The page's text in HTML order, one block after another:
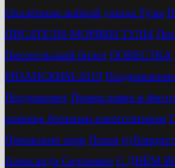
Опалённые войной улицы Тулы
ПИСАТЕЛИ-МОРЯКИ ТУЛЫ
Писательский билет ПОВЕСТКА
РЯЗАНСКИМ-2019 Поздравление
Поздравляет Православие и
помощь больным алкоголизмом
Приокские зори Псков публицист
Александр Сергеевич С ДНЁМ